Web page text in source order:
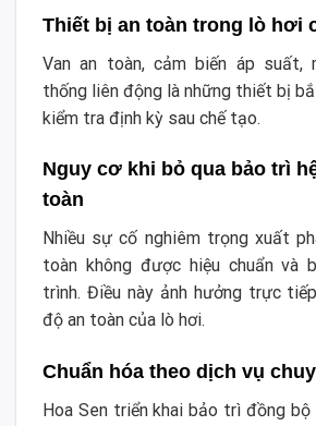
Thiết bị an toàn trong lò hơi
Van an toàn, cảm biến áp suất,
thống liên động là những thiết bị
kiểm tra định kỳ sau chế tạo.
Nguy cơ khi bỏ qua bảo trì
toàn
Nhiều sự cố nghiêm trọng xuất
toàn không được hiệu chuẩn và
trình. Điều này ảnh hưởng trực
độ an toàn của lò hơi.
Chuẩn hóa theo dịch vụ
Hoa Sen triển khai bảo trì đồng